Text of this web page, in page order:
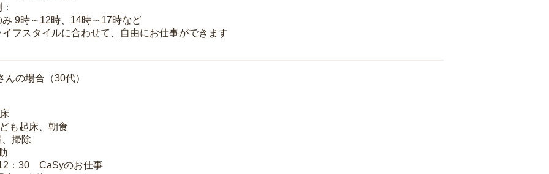
9時～12時、14時～17時など
フスタイルに合わせて、自由にお仕事ができます
んの場合（30代）
も起床、朝食
掃除
：30 CaSyのお仕事